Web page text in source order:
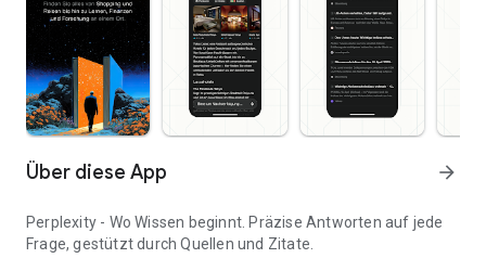
Über diese App arrow_forward
Perplexity - Wo Wissen beginnt. Präzise Antworten auf jede
Frage, gestützt durch Quellen und Zitate.